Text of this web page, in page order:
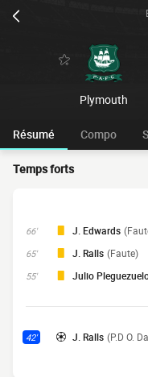
Plymouth
Résumé Compo
Temps forts
66' J. Edwards
65' J. Ralls (Faute)
55' Julio
42' J. Ralls (P.D O.